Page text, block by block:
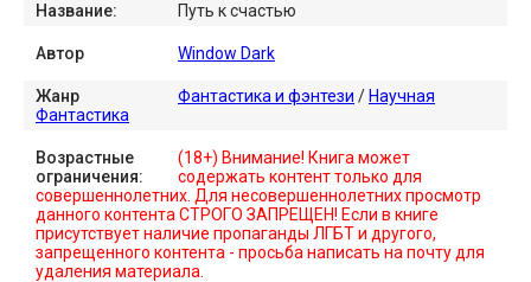
Название: Путь к счастью
Автор Window Dark
Жанр Фантастика и фэнтези / Научная
Фантастика
Возрастные
ограничения:
(18+) Внимание! Книга может
содержать контент только для
совершеннолетних. Для несовершеннолетних просмотр
данного контента СТРОГО ЗАПРЕЩЕН! Если в книге
присутствует наличие пропаганды ЛГБТ и другого,
запрещенного контента - просьба написать на почту для
удаления материала.